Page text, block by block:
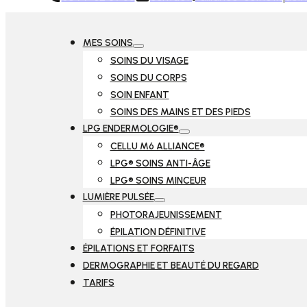
MES SOINS
SOINS DU VISAGE
SOINS DU CORPS
SOIN ENFANT
SOINS DES MAINS ET DES PIEDS
LPG ENDERMOLOGIE®
CELLU M6 ALLIANCE®
LPG® SOINS ANTI-ÂGE
LPG® SOINS MINCEUR
LUMIÈRE PULSÉE
PHOTORAJEUNISSEMENT
ÉPILATION DÉFINITIVE
ÉPILATIONS ET FORFAITS
DERMOGRAPHIE ET BEAUTÉ DU REGARD
TARIFS